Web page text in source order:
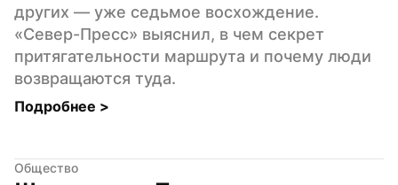
других — уже седьмое восхождение.
«Север-Пресс» выяснил, в чем секрет
притягательности маршрута и почему люди
возвращаются туда.
Подробнее >
Общество